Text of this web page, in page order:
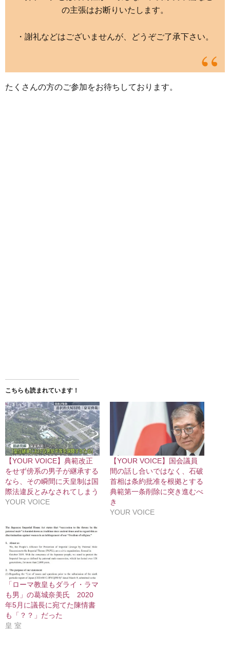
の主張はお断りいたします。
・謝礼などはございませんが、どうぞご了承下さい。
たくさんの方のご参加をお待ちしております。
こちらも読まれています！
【YOUR VOICE】典範改正
をせず傍系の男子が継承する
なら、その瞬間に天皇制は国
際法違反とみなされてしまう
YOUR VOICE
【YOUR VOICE】国会議員
間の話し合いではなく、石破
首相は条約批准を根拠とする
典範第一条削除に突き進むべ
き
YOUR VOICE
「ローマ教皇もダライ・ラマ
も男」の葛城奈美氏 2020
年5月に議長に宛てた陳情書
も「？？」だった
皇 室